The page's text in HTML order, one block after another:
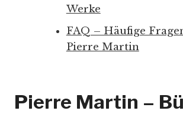
Werke
FAQ – Häufige
Pierre Martin
Pierre Martin –